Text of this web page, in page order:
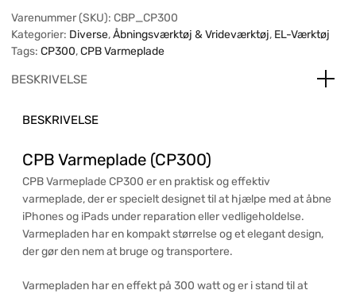
Varenummer (SKU): CBP_CP300
Kategorier: Diverse,Åbningsværktøj & Vrideværktøj, EL-Værktøj
Tags: CP300,CPB Varmeplade
BESKRIVELSE
BESKRIVELSE
CPB Varmeplade (CP300)
CPB Varmeplade CP300 er en praktisk og effektiv
varmeplade, der er specielt designet til at hjælpe med at åbne
iPhones og iPads under reparation eller vedligeholdelse.
Varmepladen har en kompakt størrelse og et elegant design,
der gør den nem at bruge og transportere.
Varmepladen har en effekt på 300 watt og er i stand til at